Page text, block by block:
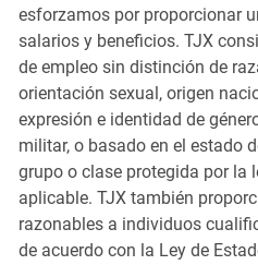
esforzamos por proporcionar
salarios y beneficios. TJX
de empleo sin distinción de
orientación sexual, origen
expresión e identidad de
militar, o basado en el estado
grupo o clase protegida por la
aplicable. TJX también
razonables a individuos
de acuerdo con la Ley de